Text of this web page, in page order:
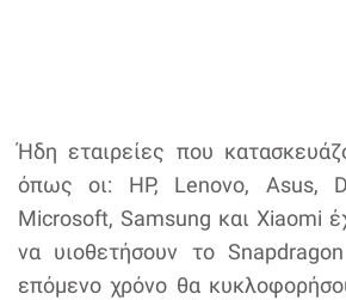
Ήδη εταιρείες που
όπως οι: HP, Lenovo, Asus,
Microsoft, Samsung και Xiaomi
να υιοθετήσουν το
επόμενο χρόνο θα